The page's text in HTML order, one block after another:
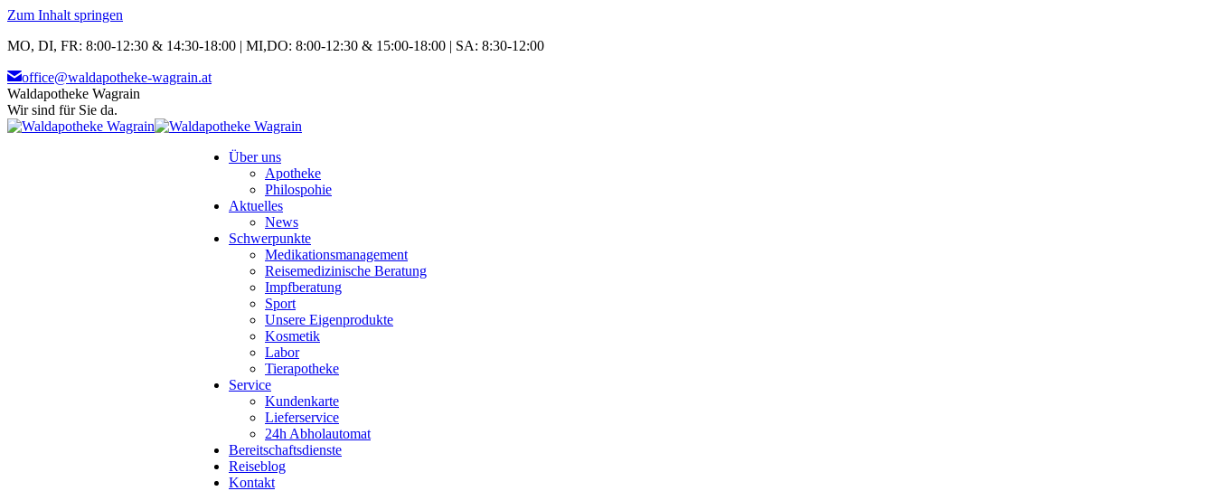
Zum Inhalt springen
MO, DI, FR: 8:00-12:30 & 14:30-18:00 | MI,DO: 8:00-12:30 & 15:00-18:00 | SA: 8:30-12:00
office@waldapotheke-wagrain.at
Waldapotheke Wagrain
Wir sind für Sie da.
Über uns
Apotheke
Philospohie
Aktuelles
News
Schwerpunkte
Medikationsmanagement
Reisemedizinische Beratung
Impfberatung
Sport
Unsere Eigenprodukte
Kosmetik
Labor
Tierapotheke
Service
Kundenkarte
Lieferservice
24h Abholautomat
Bereitschaftsdienste
Reiseblog
Kontakt